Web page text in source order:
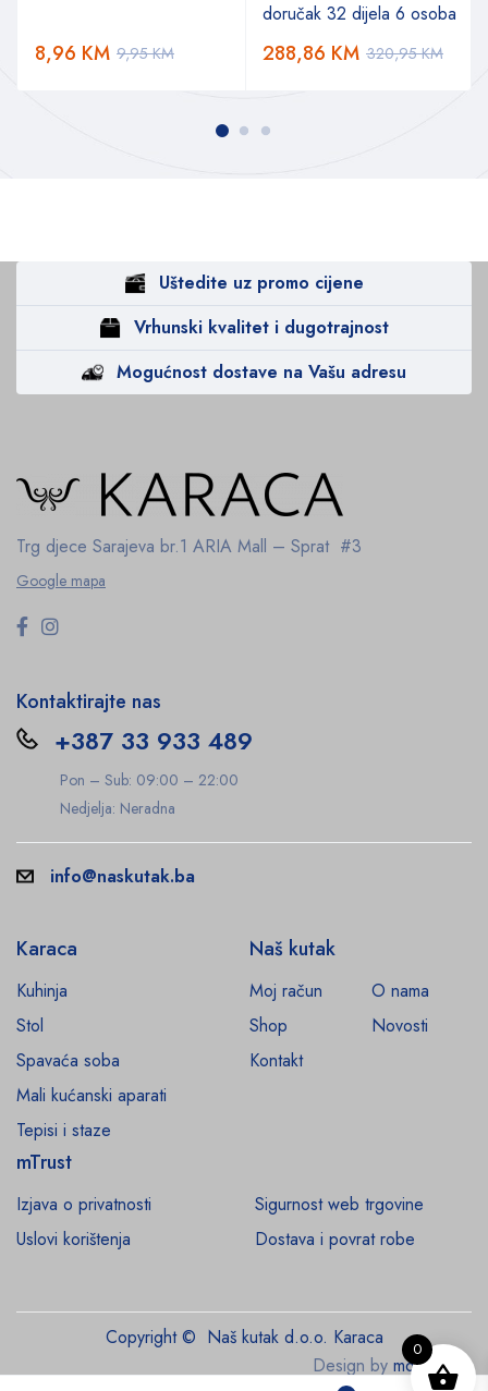
9,95KM
8,96 KM
doručak 32 dijela 6 osoba
320,95KM
288,86 KM
Uštedite uz promo cijene
Vrhunski kvalitet i dugotrajnost
Mogućnost dostave na Vašu adresu
Trg djece Sarajeva br.1 ARIA Mall – Sprat #3
Google mapa
Kontaktirajte nas
+387 33 933 489
Pon – Sub: 09:00 – 22:00
Nedjelja: Neradna
info@naskutak.ba
Karaca
Kuhinja
Stol
Spavaća soba
Mali kućanski aparati
Tepisi i staze
Naš kutak
Moj račun
O nama
Shop
Novosti
Kontakt
mTrust
Izjava o privatnosti
Sigurnost web trgovine
Uslovi korištenja
Dostava i povrat robe
Copyright © Naš kutak d.o.o. Karaca
Design by monroe.ba
0